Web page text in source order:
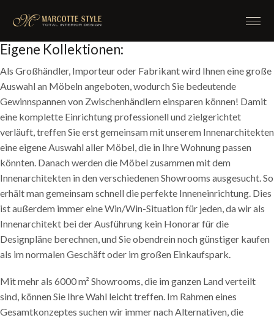
Eigene Kollektionen:
Als Großhändler, Importeur oder Fabrikant wird Ihnen eine große
Auswahl an Möbeln angeboten, wodurch Sie bedeutende
Gewinnspannen von Zwischenhändlern einsparen können! Damit
eine komplette Einrichtung professionell und zielgerichtet
verläuft, treffen Sie erst gemeinsam mit unserem Innenarchitekten
eine eigene Auswahl aller Möbel, die in Ihre Wohnung passen
könnten. Danach werden die Möbel zusammen mit dem
Innenarchitekten in den verschiedenen Showrooms ausgesucht. So
erhält man gemeinsam schnell die perfekte Inneneinrichtung. Dies
ist außerdem immer eine Win/Win-Situation für jeden, da wir als
Innenarchitekt bei der Ausführung kein Honorar für die
Designpläne berechnen, und Sie obendrein noch günstiger kaufen
als im normalen Geschäft oder im großen Einkaufspark.
Mit mehr als 6000 m² Showrooms, die im ganzen Land verteilt
sind, können Sie Ihre Wahl leicht treffen. Im Rahmen eines
Gesamtkonzeptes suchen wir immer nach Alternativen, die